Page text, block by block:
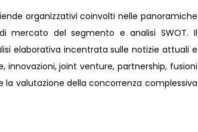
organizzativi coinvolti nelle panoramiche
mercato del segmento e analisi SWOT. Il
elaborativa incentrata sulle notizie attuali e
innovazioni, joint venture, partnership, fusioni
valutazione della concorrenza complessiva